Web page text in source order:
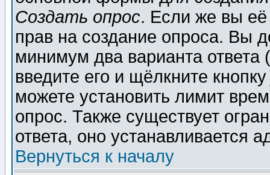
Создать опрос. Если же вы её
прав на создание опроса. Вы
минимум два варианта ответа
введите его и щёлкните
можете установить лимит
опрос. Также существует
ответа, оно устанавливается
Вернуться к началу